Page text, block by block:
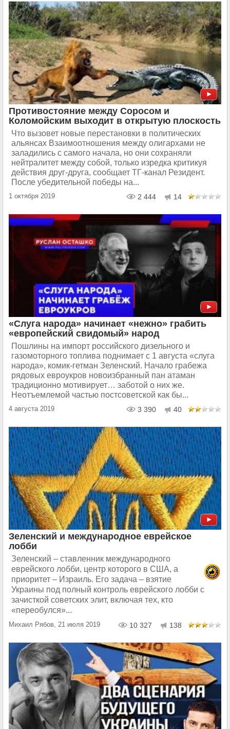
Противостояние между Соросом и
Коломойским выходит в открытую плоскость
Что вызовет новые перестановки в политических
альянсах Взаимоотношения между олигархами не
заладились с самого начала, но они сохраняли
нейтралитет между собой, только изредка критикуя
действия друг-друга, сообщает ТГ-канал Резидент.
После убедительной победы на...
1 октября 2019 2 444 14
«Слуга народа» начинает «нежно» грабить
«европейский свидомый» народ
Пошлины на импорт российского дизельного и
газомоторного топлива поднимает с 1 августа «слуга
народа», комик-гетман Зеленский. Начало грабежа
рядовых евроукров новоизбранный пан атаман
традиционно мотивирует… заботой о них же.
Неотъемлемой частью постсоветской как бы...
4 августа 2019 3 390 40
Зеленский и международное еврейское
лобби
Зеленский – ставленник международного
еврейского лобби, центр которого в США, а
приоритет – Израиль. Его задача – взятие
Украины под полный контроль еврейского лобби с
зачисткой советских элит, включая тех, кто
«переобулся»...
Михаил Рябов, 21 июля 2019 10 327 138